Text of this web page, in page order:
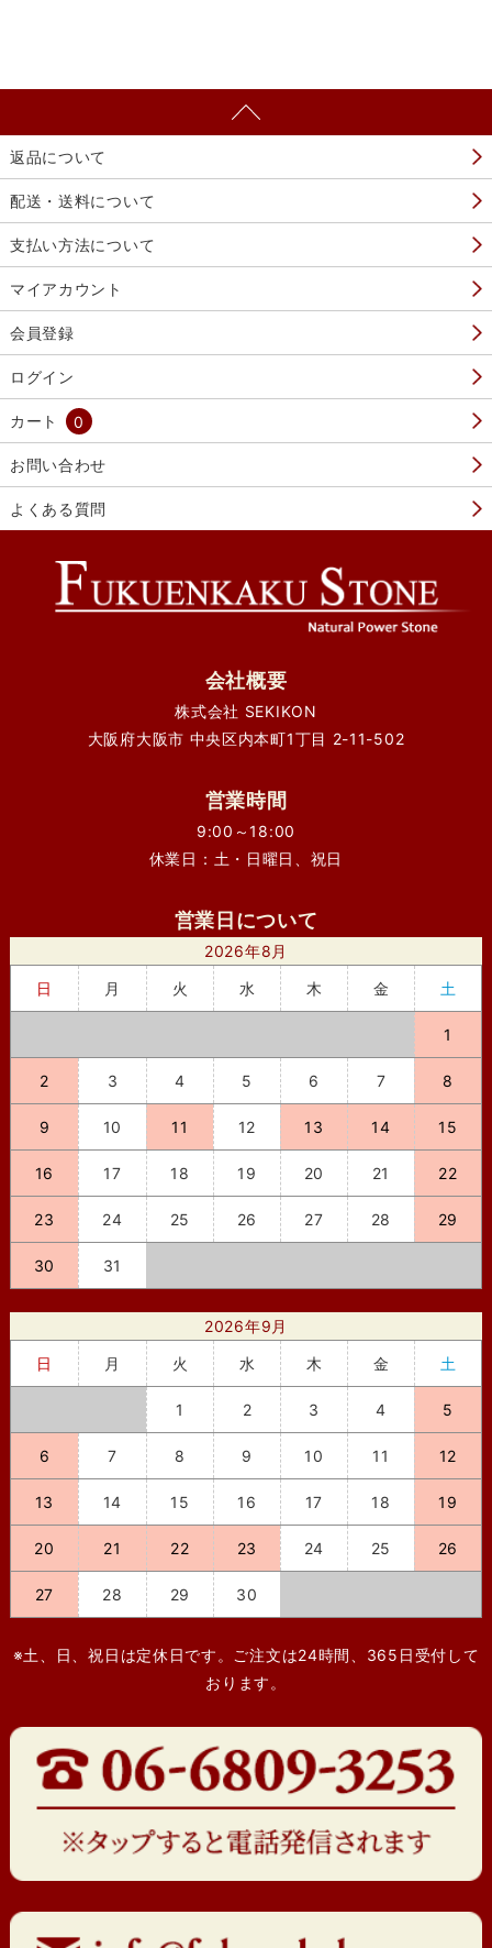
返品について
配送・送料について
支払い方法について
マイアカウント
会員登録
ログイン
カート 0
お問い合わせ
よくある質問
会社概要
株式会社 SEKIKON
大阪府大阪市 中央区内本町1丁目 2-11-502
営業時間
9:00～18:00
休業日：土・日曜日、祝日
営業日について
2026年8月
日
月 火 水 木 金 土
1
2 3 4 5 6 7 8
9 10 11 12 13 14 15
16 17 18 19 20 21 22
23 24 25 26 27 28 29
30 31
2026年9月
日
月 火 水 木 金 土
1 2 3 4 5
6 7 8 9 10 11 12
13 14 15 16 17 18 19
20 21 22 23 24 25 26
27 28 29 30
※土、日、祝日は定休日です。ご注文は24時間、365日受付して
おります。